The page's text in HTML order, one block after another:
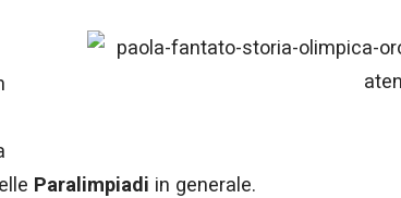
Paralimpiadi in generale.